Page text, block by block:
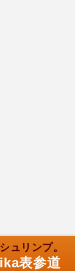
ュリンプ。
表参道